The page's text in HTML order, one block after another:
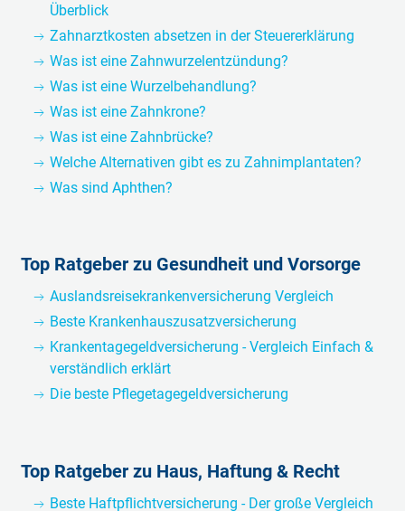
Überblick
Zahnarztkosten absetzen in der Steuererklärung
Was ist eine Zahnwurzelentzündung?
Was ist eine Wurzelbehandlung?
Was ist eine Zahnkrone?
Was ist eine Zahnbrücke?
Welche Alternativen gibt es zu Zahnimplantaten?
Was sind Aphthen?
Top Ratgeber zu Gesundheit und Vorsorge
Auslandsreisekrankenversicherung Vergleich
Beste Krankenhauszusatzversicherung
Krankentagegeldversicherung - Vergleich Einfach &
verständlich erklärt
Die beste Pflegetagegeldversicherung
Top Ratgeber zu Haus, Haftung & Recht
Beste Haftpflichtversicherung - Der große Vergleich